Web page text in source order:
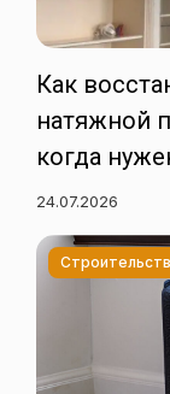
Как
натяжной
когда
24.07.2026